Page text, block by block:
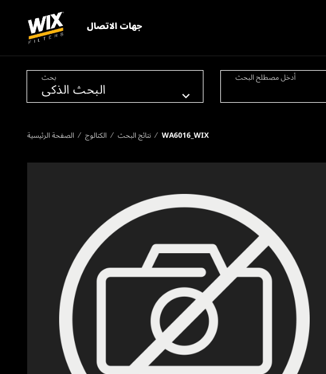
جهات الاتصال
بحث أدخل مصطلح البحث
الصفحة الرئيسية الكتالوج نتائج البحث WA6016_WIX